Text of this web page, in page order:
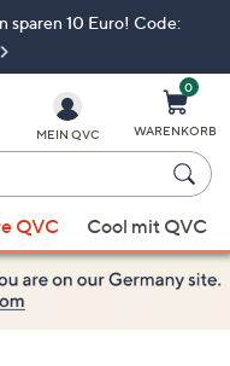
sparen 10 Euro! Code:
MEIN QVC
0
WARENKORB
QVC Cool mit QVC